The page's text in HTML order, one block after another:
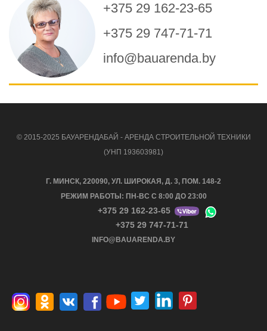
+375 29 162-23-65
+375 29 747-71-71
info@bauarenda.by
© 2015-2025 БАУАРЕНДАБАЙ - АРЕНДА СТРОИТЕЛЬНОЙ ТЕХНИКИ
(УНП 193603981)
Г. МИНСК, 220090, УЛ. ШИРОКАЯ, Д. 3, ПОМ. 148-2
РЕЖИМ РАБОТЫ: ПН-ВС С 8:00 ДО 23:00
+375 29 162-23-65
+375 29 747-71-71
INFO@BAUARENDA.BY